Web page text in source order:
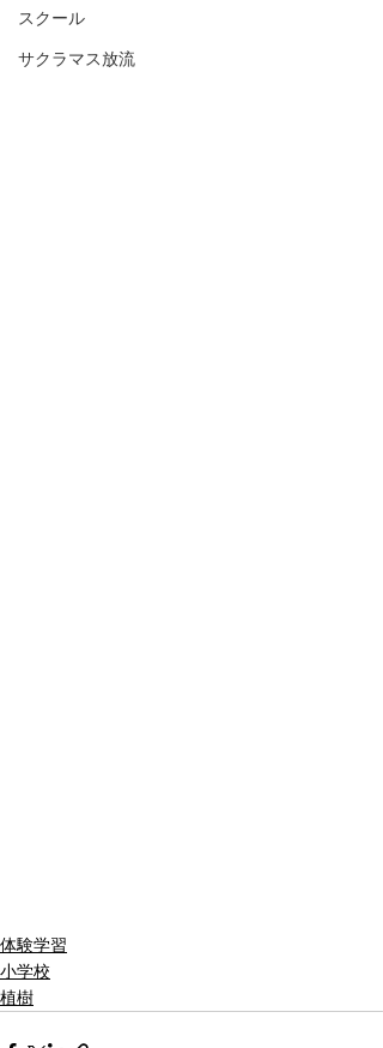
スクール
サクラマス放流
体験学習
小学校
植樹